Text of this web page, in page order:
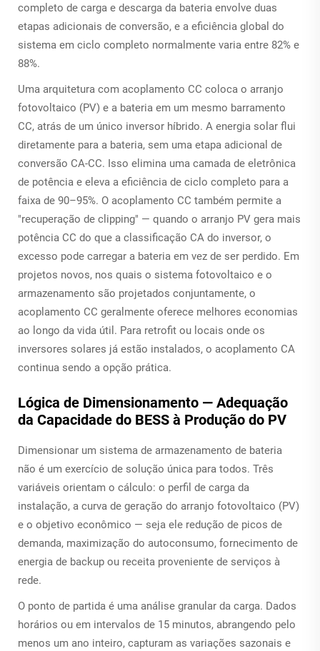
completo de carga e descarga da bateria envolve duas
etapas adicionais de conversão, e a eficiência global do
sistema em ciclo completo normalmente varia entre 82% e
88%.
Uma arquitetura com acoplamento CC coloca o arranjo
fotovoltaico (PV) e a bateria em um mesmo barramento
CC, atrás de um único inversor híbrido. A energia solar flui
diretamente para a bateria, sem uma etapa adicional de
conversão CA-CC. Isso elimina uma camada de eletrônica
de potência e eleva a eficiência de ciclo completo para a
faixa de 90–95%. O acoplamento CC também permite a
"recuperação de clipping" — quando o arranjo PV gera mais
potência CC do que a classificação CA do inversor, o
excesso pode carregar a bateria em vez de ser perdido. Em
projetos novos, nos quais o sistema fotovoltaico e o
armazenamento são projetados conjuntamente, o
acoplamento CC geralmente oferece melhores economias
ao longo da vida útil. Para retrofit ou locais onde os
inversores solares já estão instalados, o acoplamento CA
continua sendo a opção prática.
Lógica de Dimensionamento — Adequação
da Capacidade do BESS à Produção do PV
Dimensionar um sistema de armazenamento de bateria
não é um exercício de solução única para todos. Três
variáveis orientam o cálculo: o perfil de carga da
instalação, a curva de geração do arranjo fotovoltaico (PV)
e o objetivo econômico — seja ele redução de picos de
demanda, maximização do autoconsumo, fornecimento de
energia de backup ou receita proveniente de serviços à
rede.
O ponto de partida é uma análise granular da carga. Dados
horários ou em intervalos de 15 minutos, abrangendo pelo
menos um ano inteiro, capturam as variações sazonais e